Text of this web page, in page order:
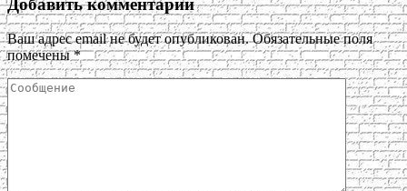
Ваш адрес email не будет опубликован. Обязательные поля
помечены*